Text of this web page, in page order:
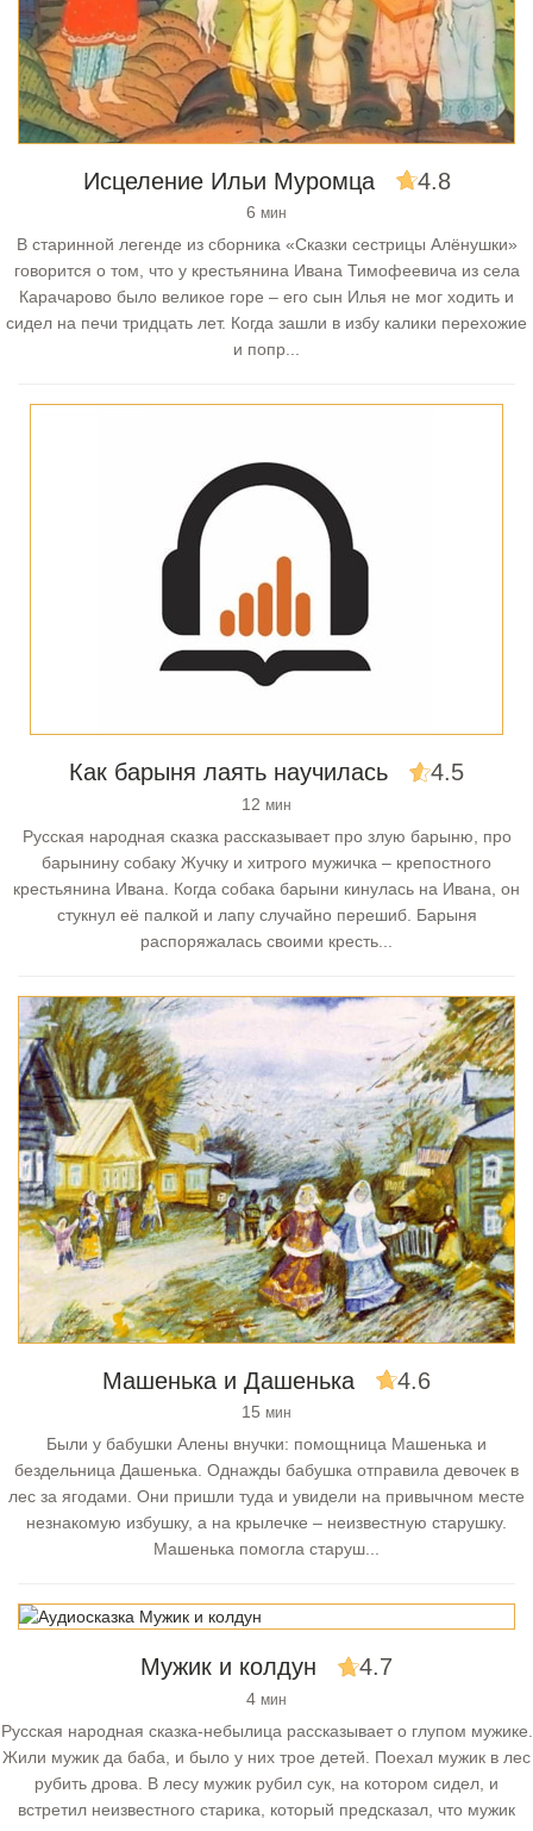
Исцеление Ильи Муромца 4.8
6 мин
В старинной легенде из сборника «Сказки сестрицы Алёнушки»
говорится о том, что у крестьянина Ивана Тимофеевича из села
Карачарово было великое горе – его сын Илья не мог ходить и
сидел на печи тридцать лет. Когда зашли в избу калики перехожие
и попр...
Как барыня лаять научилась 4.5
12 мин
Русская народная сказка рассказывает про злую барыню, про
барынину собаку Жучку и хитрого мужичка – крепостного
крестьянина Ивана. Когда собака барыни кинулась на Ивана, он
стукнул её палкой и лапу случайно перешиб. Барыня
распоряжалась своими кресть...
Машенька и Дашенька 4.6
15 мин
Были у бабушки Алены внучки: помощница Машенька и
бездельница Дашенька. Однажды бабушка отправила девочек в
лес за ягодами. Они пришли туда и увидели на привычном месте
незнакомую избушку, а на крылечке – неизвестную старушку.
Машенька помогла старуш...
Мужик и колдун 4.7
4 мин
Русская народная сказка-небылица рассказывает о глупом мужике.
Жили мужик да баба, и было у них трое детей. Поехал мужик в лес
рубить дрова. В лесу мужик рубил сук, на котором сидел, и
встретил неизвестного старика, который предсказал, что мужик